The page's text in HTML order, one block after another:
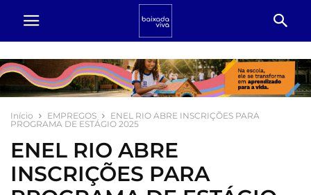
Início EMPREGOS
ENEL RIO ABRE INSCRIÇÕES PARA
PROGRAMA DE ESTÁGIO 2025
ENEL RIO ABRE
INSCRIÇÕES PARA